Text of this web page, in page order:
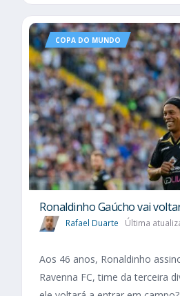
COPA DO MUNDO
Ronaldinho Gaúcho vai
Rafael Duarte Última
Aos 46 anos, Ronaldinho
Ravenna FC, time da terceira